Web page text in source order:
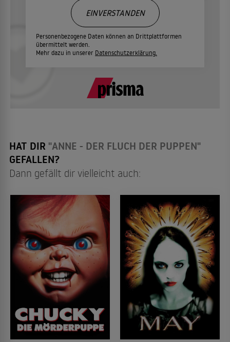
Personenbezogene Daten können an Drittplattformen
übermittelt werden.
Mehr dazu in unserer Datenschutzerklärung.
EINVERSTANDEN
HAT DIR "ANNE - DER FLUCH DER PUPPEN"
GEFALLEN?
Dann gefällt dir vielleicht auch: